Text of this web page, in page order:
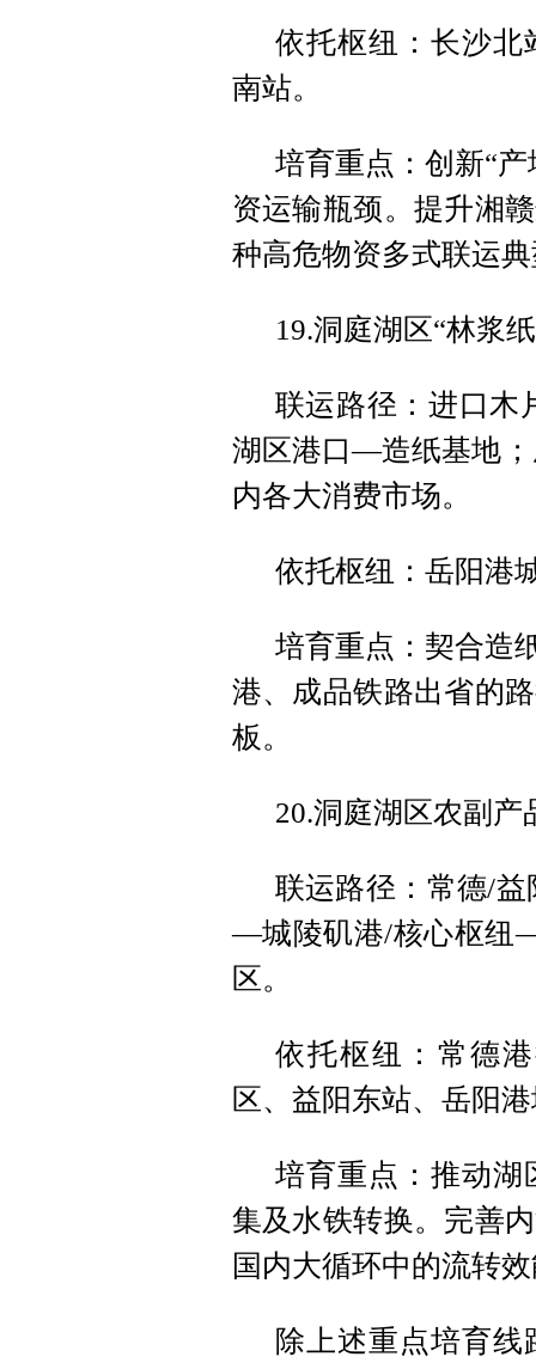
依托枢纽：长沙北
南站‌。
培育重点：创新“
资运输瓶颈。提升湘
种高危物资多式联运
19.洞庭湖区“林浆
联运路径：进口
湖区港口—造纸基地
内各大消费市场。
依托枢纽：岳阳港
培育重点：契合造
港、成品铁路出省的
板。
20.洞庭湖区农副产
联运路径：常德/
—城陵矶港/核心枢纽
区。
依托枢纽：常德
区、益阳东站、岳阳
培育重点：推动湖
集及水铁转换。完善
国内大循环中的流转
除上述重点培育